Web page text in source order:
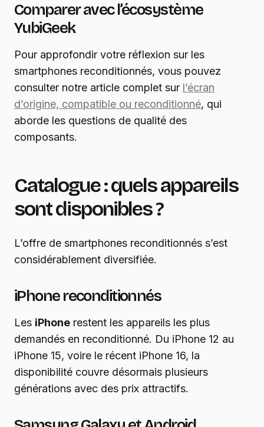
Comparer avec l’écosystème
YubiGeek
Pour approfondir votre réflexion sur les
smartphones reconditionnés, vous pouvez
consulter notre article complet sur l’écran
d’origine, compatible ou reconditionné, qui
aborde les questions de qualité des
composants.
Catalogue : quels appareils
sont disponibles ?
L’offre de smartphones reconditionnés s’est
considérablement diversifiée.
iPhone reconditionnés
Les iPhone restent les appareils les plus
demandés en reconditionné. Du iPhone 12 au
iPhone 15, voire le récent iPhone 16, la
disponibilité couvre désormais plusieurs
générations avec des prix attractifs.